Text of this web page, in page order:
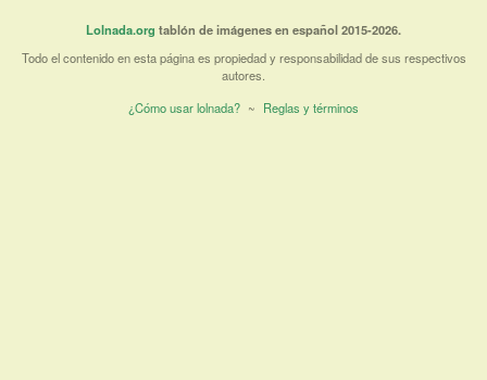
Lolnada.org tablón de imágenes en español 2015-2026.
Todo el contenido en esta página es propiedad y responsabilidad de sus respectivos
autores.
¿Cómo usar lolnada? ~ Reglas y términos